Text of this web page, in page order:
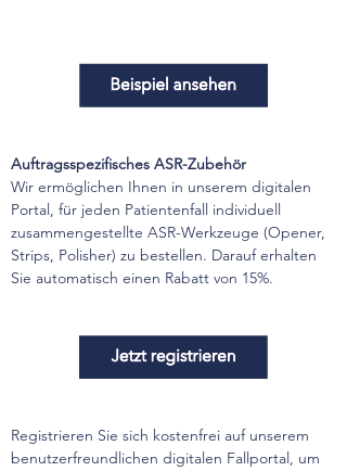
Auftragsspezifisches ASR-Zubehör
Wir ermöglichen Ihnen in unserem digitalen
Portal, für jeden Patientenfall individuell
zusammengestellte ASR-Werkzeuge (Opener,
Strips, Polisher) zu bestellen. Darauf erhalten
Sie automatisch einen Rabatt von 15%.
Registrieren Sie sich kostenfrei auf unserem
benutzerfreundlichen digitalen Fallportal, um